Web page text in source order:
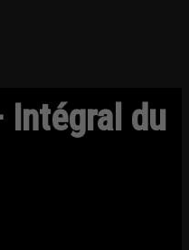
Intégral du